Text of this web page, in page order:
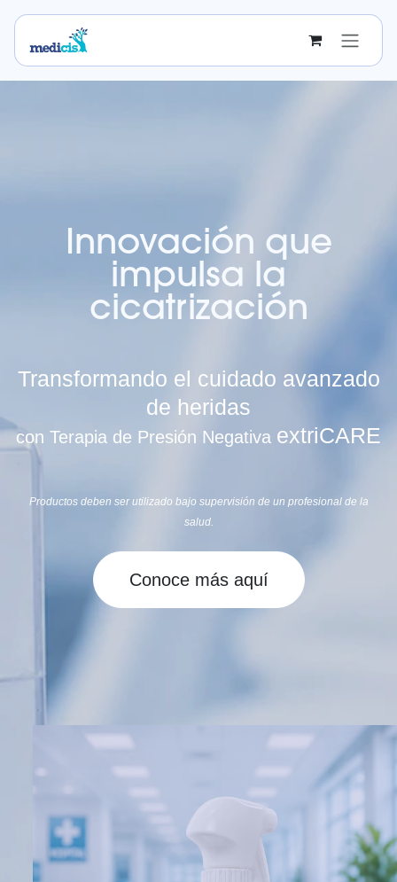
Innovación que
impulsa la
cicatrización
Transformando el cuidado avanzado
de heridas
con Terapia de Presión Negativa extriCARE
Productos deben ser utilizado bajo supervisión de un profesional de la
salud.
Conoce más aquí